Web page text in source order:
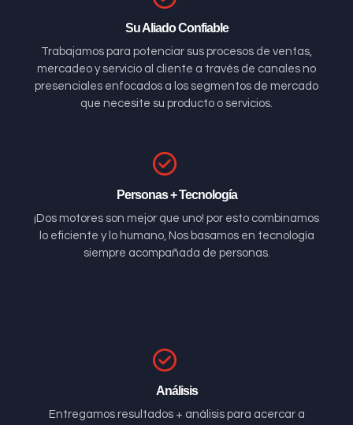
Su Aliado Confiable
Trabajamos para potenciar sus procesos de ventas,
mercadeo y servicio al cliente a través de canales no
presenciales enfocados a los segmentos de mercado
que necesite su producto o servicios.
Personas + Tecnología
¡Dos motores son mejor que uno! por esto combinamos
lo eficiente y lo humano, Nos basamos en tecnología
siempre acompañada de personas.
Análisis
Entregamos resultados + análisis para acercar a